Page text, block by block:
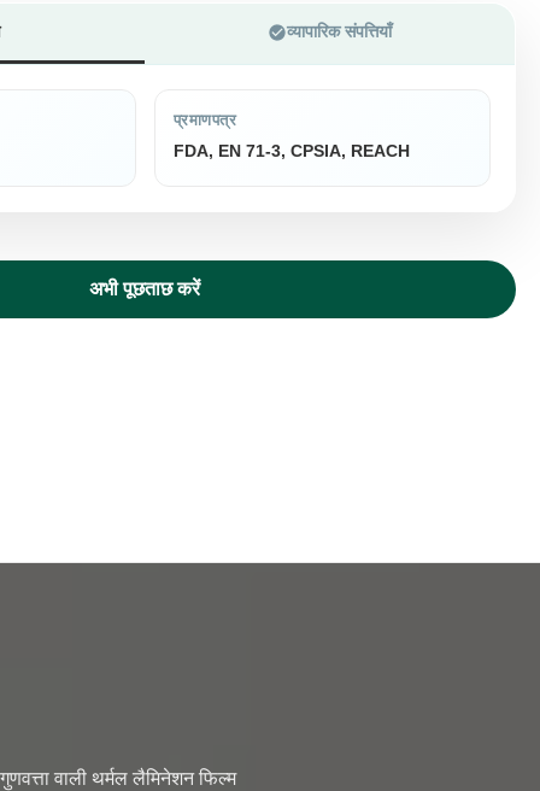
व्यापारिक संपत्तियाँ
प्रमाणपत्र
FDA, EN 71-3, CPSIA, REACH
अभी पूछताछ करें